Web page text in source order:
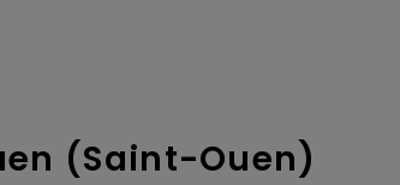
(Saint-Ouen)